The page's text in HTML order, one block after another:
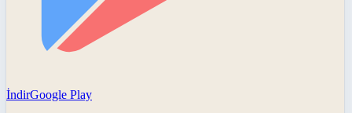
İndirGoogle Play